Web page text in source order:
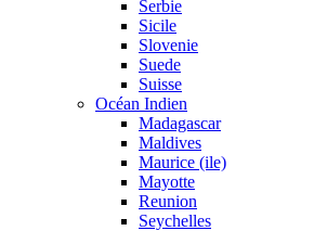
Serbie
Sicile
Slovenie
Suede
Suisse
Océan Indien
Madagascar
Maldives
Maurice (ile)
Mayotte
Reunion
Seychelles